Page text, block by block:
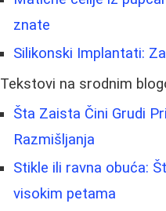
znate
Silikonski Implantati:
Tekstovi na srodnim
Šta Zaista Čini Grudi
Razmišljanja
Stikle ili ravna obuća:
visokim petama